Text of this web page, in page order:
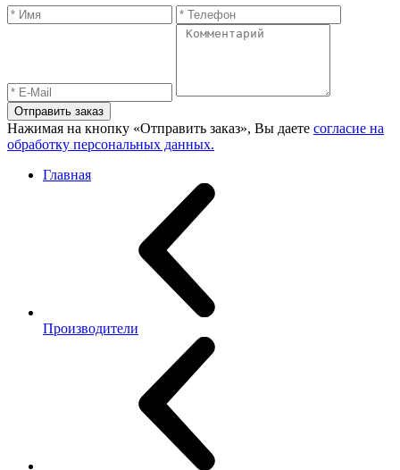
Отправить заказ
Нажимая на кнопку «Отправить заказ», Вы даете согласие на
обработку персональных данных.
Главная
Производители